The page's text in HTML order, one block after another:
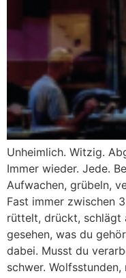
Unheimlich. Witzig.
Immer wieder. Jede.
Aufwachen, grübeln,
Fast immer zwischen
rüttelt, drückt, schlägt
gesehen, was du
dabei. Musst du
schwer.